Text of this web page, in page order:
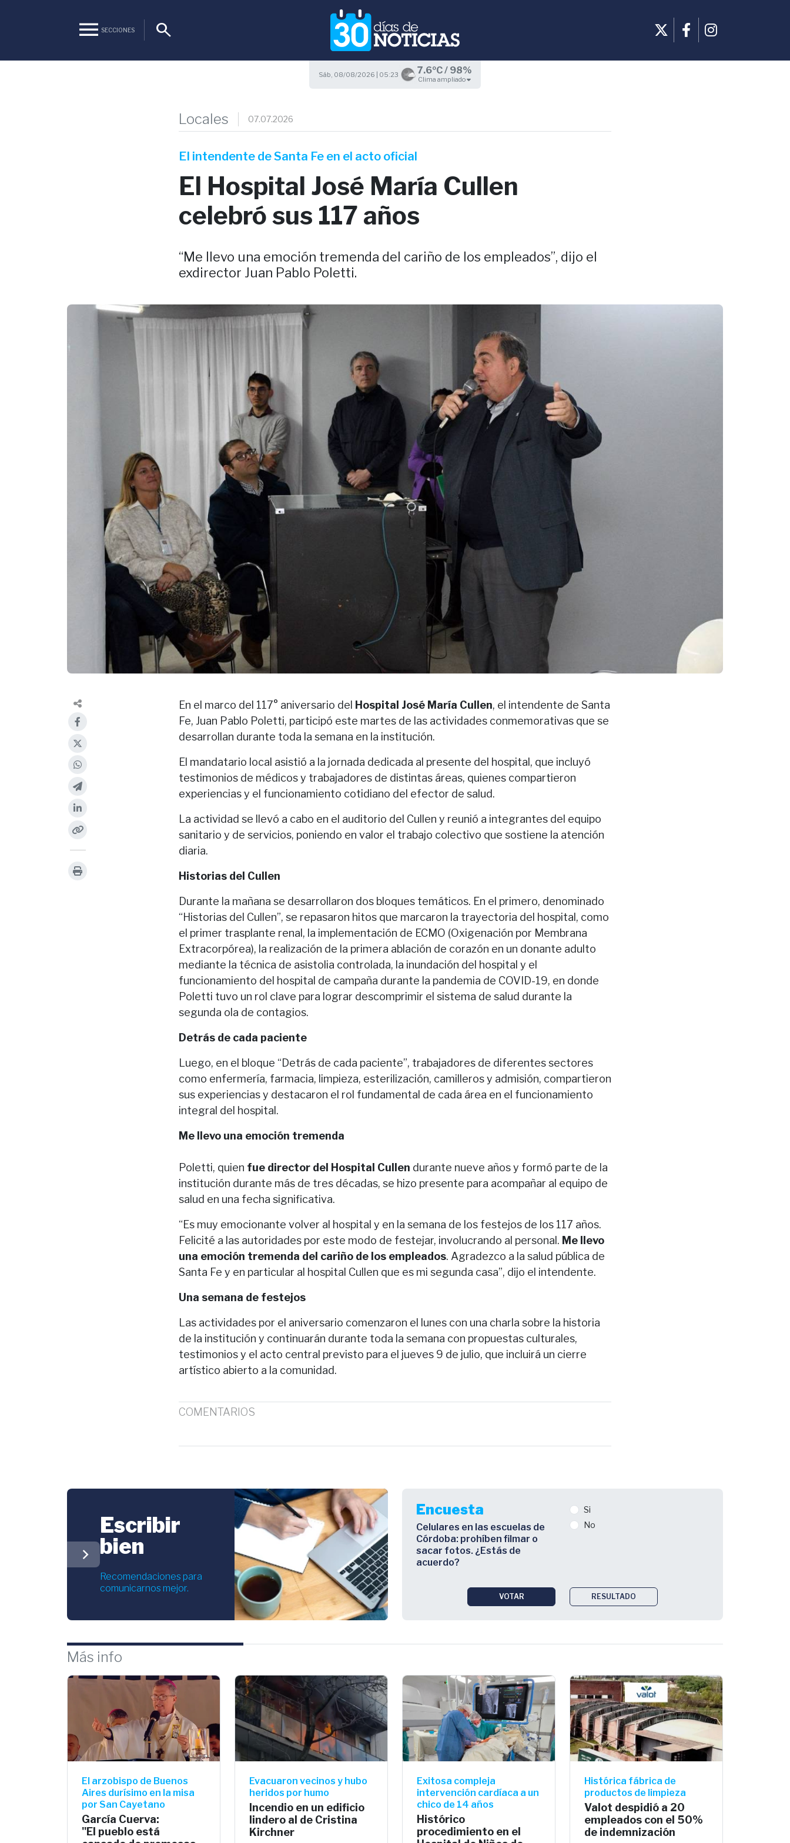
menu SECCIONES search
Sáb, 08/08/2026 | 05:23 7.6ºC / 98%
Clima ampliado
Locales 07.07.2026
El intendente de Santa Fe en el acto oficial
El Hospital José María Cullen
celebró sus 117 años
“Me llevo una emoción tremenda del cariño de los empleados”, dijo el
exdirector Juan Pablo Poletti.
En el marco del 117° aniversario del Hospital José María Cullen, el intendente de Santa
Fe, Juan Pablo Poletti, participó este martes de las actividades conmemorativas que se
desarrollan durante toda la semana en la institución.
El mandatario local asistió a la jornada dedicada al presente del hospital, que incluyó
testimonios de médicos y trabajadores de distintas áreas, quienes compartieron
experiencias y el funcionamiento cotidiano del efector de salud.
La actividad se llevó a cabo en el auditorio del Cullen y reunió a integrantes del equipo
sanitario y de servicios, poniendo en valor el trabajo colectivo que sostiene la atención
diaria.
Historias del Cullen
Durante la mañana se desarrollaron dos bloques temáticos. En el primero, denominado
“Historias del Cullen”, se repasaron hitos que marcaron la trayectoria del hospital, como
el primer trasplante renal, la implementación de ECMO (Oxigenación por Membrana
Extracorpórea), la realización de la primera ablación de corazón en un donante adulto
mediante la técnica de asistolia controlada, la inundación del hospital y el
funcionamiento del hospital de campaña durante la pandemia de COVID-19, en donde
Poletti tuvo un rol clave para lograr descomprimir el sistema de salud durante la
segunda ola de contagios.
Detrás de cada paciente
Luego, en el bloque “Detrás de cada paciente”, trabajadores de diferentes sectores
como enfermería, farmacia, limpieza, esterilización, camilleros y admisión, compartieron
sus experiencias y destacaron el rol fundamental de cada área en el funcionamiento
integral del hospital.
Me llevo una emoción tremenda
Poletti, quien fue director del Hospital Cullen durante nueve años y formó parte de la
institución durante más de tres décadas, se hizo presente para acompañar al equipo de
salud en una fecha significativa.
“Es muy emocionante volver al hospital y en la semana de los festejos de los 117 años.
Felicité a las autoridades por este modo de festejar, involucrando al personal. Me llevo
una emoción tremenda del cariño de los empleados. Agradezco a la salud pública de
Santa Fe y en particular al hospital Cullen que es mi segunda casa”, dijo el intendente.
Una semana de festejos
Las actividades por el aniversario comenzaron el lunes con una charla sobre la historia
de la institución y continuarán durante toda la semana con propuestas culturales,
testimonios y el acto central previsto para el jueves 9 de julio, que incluirá un cierre
artístico abierto a la comunidad.
COMENTARIOS
chevron_right
Escribir
bien
Recomendaciones para
comunicarnos mejor.
Encuesta
Celulares en las escuelas de
Córdoba: prohíben filmar o
sacar fotos. ¿Estás de
acuerdo?
Si
No
VOTAR RESULTADO
Más info
El arzobispo de Buenos
Aires durísimo en la misa
por San Cayetano
García Cuerva:
"El pueblo está
Evacuaron vecinos y hubo
heridos por humo
Incendio en un edificio
lindero al de Cristina
Kirchner
Exitosa compleja
intervención cardíaca a un
chico de 14 años
Histórico
procedimiento en el
Histórica fábrica de
productos de limpieza
Valot despidió a 20
empleados con el 50%
de indemnización